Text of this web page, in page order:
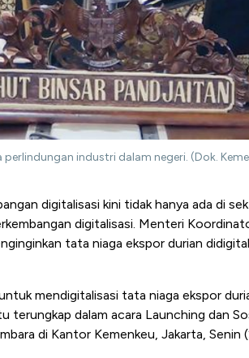
industri dalam negeri. (Dok.
digitalisasi kini tidak hanya ada di
digitalisasi. Menteri
tata niaga ekspor durian
mendigitalisasi tata niaga ekspor
terungkap dalam acara Launching dan
di Kantor Kemenkeu, Jakarta,